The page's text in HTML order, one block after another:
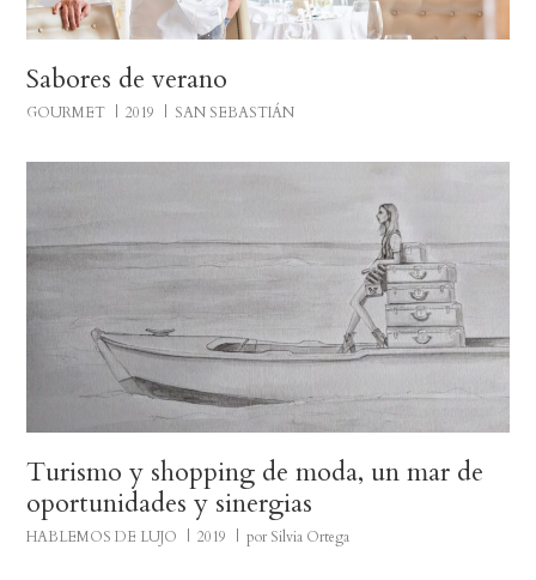
Sabores de verano
GOURMET 2019 SAN SEBASTIÁN
Turismo y shopping de moda, un mar de
oportunidades y sinergias
HABLEMOS DE LUJO 2019 por Silvia Ortega